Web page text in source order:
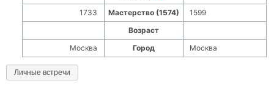
1733 Мастерство (1574)
1599
Возраст
Москва
Город Москва
Личные встречи